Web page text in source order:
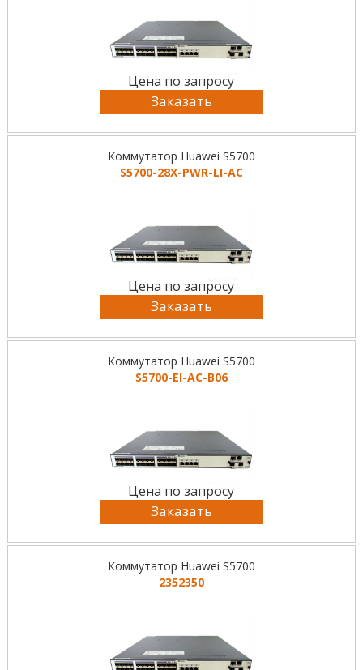
Цена по запросу
Заказать
Коммутатор Huawei S5700
S5700-28X-PWR-LI-AC
Цена по запросу
Заказать
Коммутатор Huawei S5700
S5700-EI-AC-B06
Цена по запросу
Заказать
Коммутатор Huawei S5700
2352350